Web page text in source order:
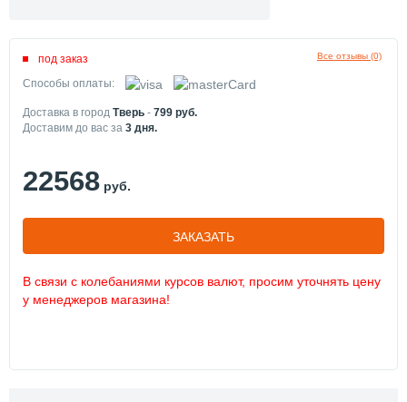
Все отзывы (0)
под заказ
Способы оплаты:
Доставка в город Тверь - 799 руб.
Доставим до вас за 3 дня.
22568 руб.
ЗАКАЗАТЬ
В связи с колебаниями курсов валют, просим уточнять цену
у менеджеров магазина!